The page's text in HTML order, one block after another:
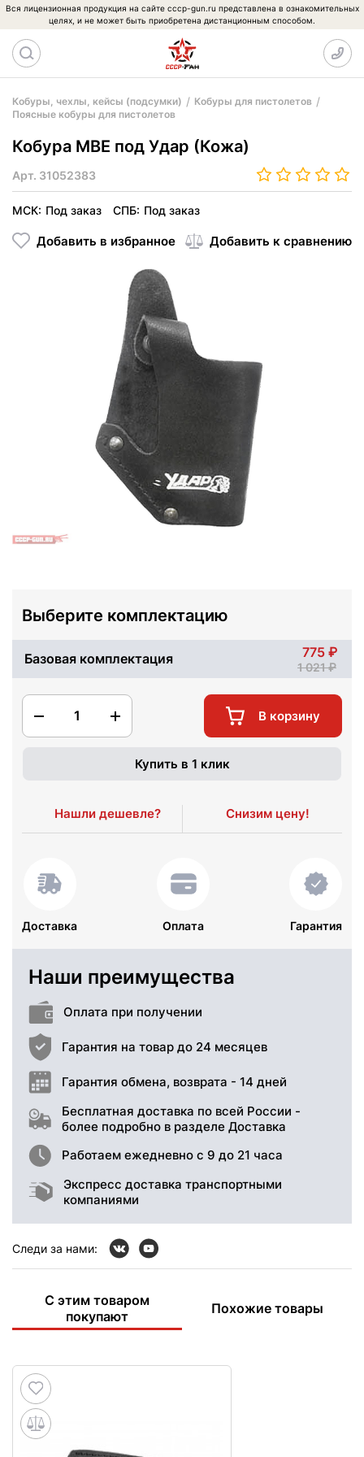
Вся лицензионная продукция на сайте cccp-gun.ru представлена в ознакомительных
целях, и не может быть приобретена дистанционным способом.
Кобуры, чехлы, кейсы (подсумки)
Кобуры для пистолетов
Поясные кобуры для пистолетов
Кобура МВЕ под Удар (Кожа)
Арт. 31052383
МСК: Под заказ СПБ: Под заказ
Добавить в избранное Добавить к сравнению
Выберите комплектацию
Базовая комплектация 775
1 021
1 В корзину
Купить в 1 клик
Нашли дешевле? Снизим цену!
Доставка Оплата Гарантия
Наши преимущества
Оплата при получении
Гарантия на товар до 24 месяцев
Гарантия обмена, возврата - 14 дней
Бесплатная доставка по всей России -
более подробно в разделе Доставка
Работаем ежедневно с 9 до 21 часа
Экспресс доставка транспортными
компаниями
Следи за нами:
С этим товаром
покупают
Похожие товары